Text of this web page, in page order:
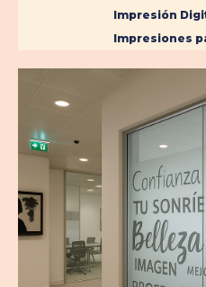
Impresión
Impresiones